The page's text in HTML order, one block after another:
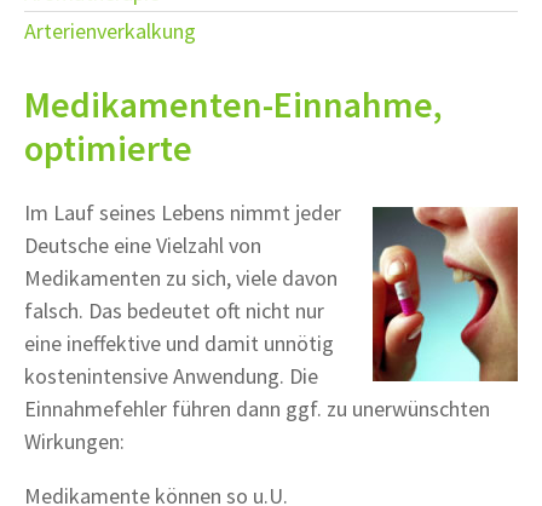
Arterienverkalkung
Medikamenten-Einnahme,
optimierte
Im Lauf seines Lebens nimmt jeder
Deutsche eine Vielzahl von
Medikamenten zu sich, viele davon
falsch. Das bedeutet oft nicht nur
eine ineffektive und damit unnötig
kostenintensive Anwendung. Die
Einnahmefehler führen dann ggf. zu unerwünschten
Wirkungen:
Medikamente können so u.U.